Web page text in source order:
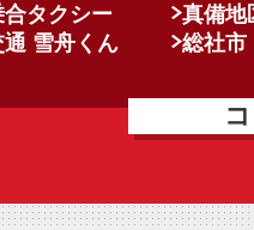
タクシー
真備
雪舟くん
総社